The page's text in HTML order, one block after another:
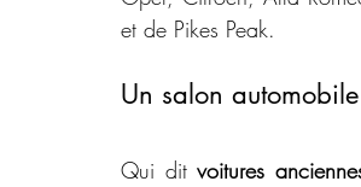
et de Pikes Peak.
Un salon
Qui dit voitures